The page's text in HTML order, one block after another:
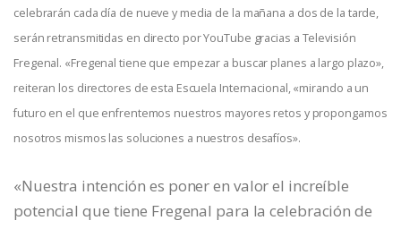
celebrarán cada día de nueve y media de la mañana a dos de la tarde,
serán retransmitidas en directo por YouTube gracias a Televisión
Fregenal. «Fregenal tiene que empezar a buscar planes a largo plazo»,
reiteran los directores de esta Escuela Internacional, «mirando a un
futuro en el que enfrentemos nuestros mayores retos y propongamos
nosotros mismos las soluciones a nuestros desafíos».
«Nuestra intención es poner en valor el increíble
potencial que tiene Fregenal para la celebración de